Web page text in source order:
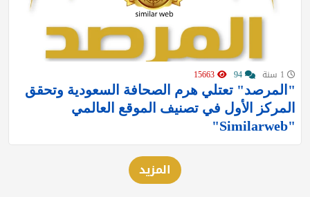
"المرصد" تعتلي هرم الصحافة السعودية وتحقق
المركز الأول في تصنيف الموقع العالمي
"Similarweb"
المزيد